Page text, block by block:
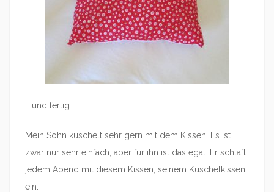
… und fertig.
Mein Sohn kuschelt sehr gern mit dem Kissen. Es ist
zwar nur sehr einfach, aber für ihn ist das egal. Er schläft
jedem Abend mit diesem Kissen, seinem Kuschelkissen,
ein.